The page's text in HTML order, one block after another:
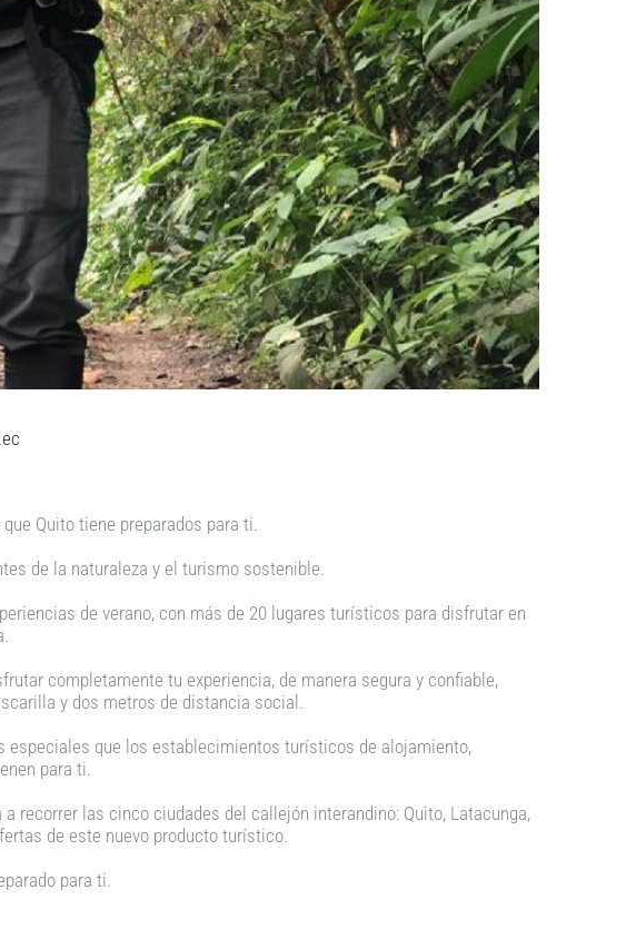
Quito tiene preparados para ti.
de la naturaleza y el turismo sostenible.
de verano, con más de 20 lugares turísticos para disfrutar en
completamente tu experiencia, de manera segura y confiable,
y dos metros de distancia social.
especiales que los establecimientos turísticos de alojamiento,
para ti.
recorrer las cinco ciudades del callejón interandino: Quito, Latacunga,
de este nuevo producto turístico.
para ti.